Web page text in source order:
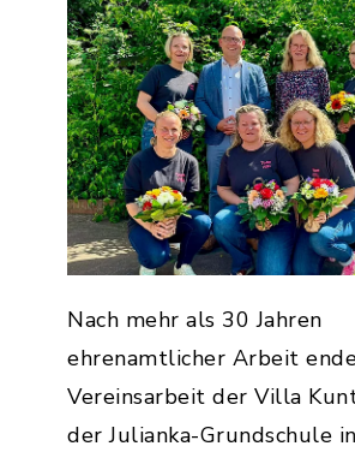
Nach mehr als 30 Jahren
ehrenamtlicher Arbeit
Vereinsarbeit der Villa
der Julianka-Grundschule in